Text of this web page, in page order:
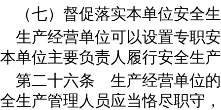
（七）督促落实本单位安全
生产经营单位可以设置专职
本单位主要负责人履行安全生
第二十六条 生产经营单位
全生产管理人员应当恪尽职守